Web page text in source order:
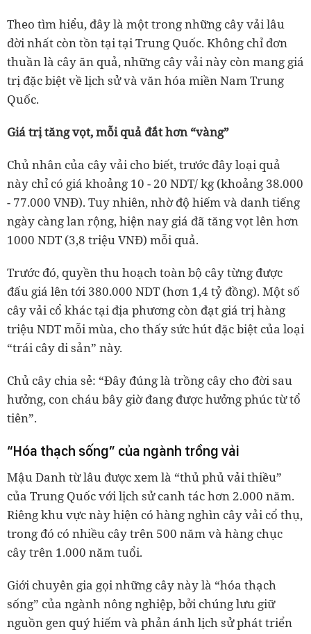
Theo tìm hiểu, đây là một trong những cây vải lâu
đời nhất còn tồn tại tại Trung Quốc. Không chỉ đơn
thuần là cây ăn quả, những cây vải này còn mang giá
trị đặc biệt về lịch sử và văn hóa miền Nam Trung
Quốc.
Giá trị tăng vọt, mỗi quả đắt hơn “vàng”
Chủ nhân của cây vải cho biết, trước đây loại quả
này chỉ có giá khoảng 10 - 20 NDT/ kg (khoảng 38.000
- 77.000 VNĐ). Tuy nhiên, nhờ độ hiếm và danh tiếng
ngày càng lan rộng, hiện nay giá đã tăng vọt lên hơn
1000 NDT (3,8 triệu VNĐ) mỗi quả.
Trước đó, quyền thu hoạch toàn bộ cây từng được
đấu giá lên tới 380.000 NDT (hơn 1,4 tỷ đồng). Một số
cây vải cổ khác tại địa phương còn đạt giá trị hàng
triệu NDT mỗi mùa, cho thấy sức hút đặc biệt của loại
“trái cây di sản” này.
Chủ cây chia sẻ: “Đây đúng là trồng cây cho đời sau
hưởng, con cháu bây giờ đang được hưởng phúc từ tổ
tiên”.
“Hóa thạch sống” của ngành trồng vải
Mậu Danh từ lâu được xem là “thủ phủ vải thiều”
của Trung Quốc với lịch sử canh tác hơn 2.000 năm.
Riêng khu vực này hiện có hàng nghìn cây vải cổ thụ,
trong đó có nhiều cây trên 500 năm và hàng chục
cây trên 1.000 năm tuổi.
Giới chuyên gia gọi những cây này là “hóa thạch
sống” của ngành nông nghiệp, bởi chúng lưu giữ
nguồn gen quý hiếm và phản ánh lịch sử phát triển